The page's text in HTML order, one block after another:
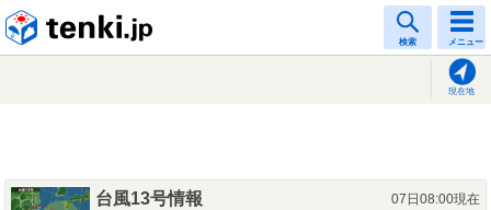
検索 メニュー
現在地
台風13号情報
07日08:00現在